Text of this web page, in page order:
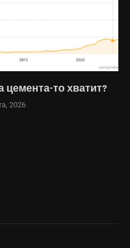
цемента-то хватит?
2026